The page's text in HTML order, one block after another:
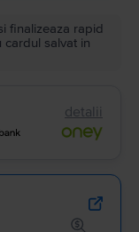
finalizeaza rapid
salvat in
detalii